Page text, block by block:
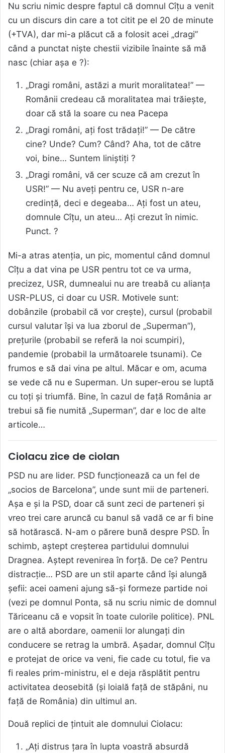
Nu scriu nimic despre faptul că domnul Cîțu a venit
cu un discurs din care a tot citit pe el 20 de minute
(+TVA), dar mi-a plăcut că a folosit acei „dragi”
când a punctat niște chestii vizibile înainte să mă
nasc (chiar așa e ?):
„Dragi români, astăzi a murit moralitatea!” —
Românii credeau că moralitatea mai trăiește,
doar că stă la soare cu nea Pacepa
„Dragi români, ați fost trădați!” — De către
cine? Unde? Cum? Când? Aha, tot de către
voi, bine… Suntem liniștiți ?
„Dragi români, vă cer scuze că am crezut în
USR!” — Nu aveți pentru ce, USR n-are
credință, deci e degeaba… Ați fost un ateu,
domnule Cîțu, un ateu… Ați crezut în nimic.
Punct. ?
Mi-a atras atenția, un pic, momentul când domnul
Cîțu a dat vina pe USR pentru tot ce va urma,
precizez, USR, dumnealui nu are treabă cu alianța
USR-PLUS, ci doar cu USR. Motivele sunt:
dobânzile (probabil că vor crește), cursul (probabil
cursul valutar își va lua zborul de „Superman”),
prețurile (probabil se referă la noi scumpiri),
pandemie (probabil la următoarele tsunami). Ce
frumos e să dai vina pe altul. Măcar e om, acuma
se vede că nu e Superman. Un super-erou se luptă
cu toți și triumfă. Bine, în cazul de față România ar
trebui să fie numită „Superman”, dar e loc de alte
articole…
Ciolacu zice de ciolan
PSD nu are lider. PSD funcționează ca un fel de
„socios de Barcelona”, unde sunt mii de parteneri.
Așa e și la PSD, doar că sunt zeci de parteneri și
vreo trei care aruncă cu banul să vadă ce ar fi bine
să hotărască. N-am o părere bună despre PSD. În
schimb, aștept creșterea partidului domnului
Dragnea. Aștept revenirea în forță. De ce? Pentru
distracție… PSD are un stil aparte când își alungă
șefii: acei oameni ajung să-și formeze partide noi
(vezi pe domnul Ponta, să nu scriu nimic de domnul
Tăriceanu că e vopsit în toate culorile politice). PNL
are o altă abordare, oamenii lor alungați din
conducere se retrag la umbră. Așadar, domnul Cîțu
e protejat de orice va veni, fie cade cu totul, fie va
fi reales prim-ministru, el e deja răsplătit pentru
activitatea deosebită (și loială față de stăpâni, nu
față de România) din ultimul an.
Două replici de țintuit ale domnului Ciolacu:
„Ați distrus țara în lupta voastră absurdă